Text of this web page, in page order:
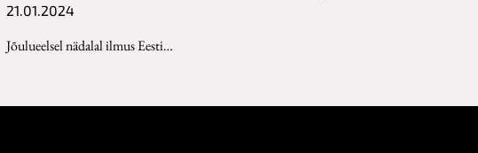
21.01.2024
Jõulueelsel nädalal ilmus Eesti…